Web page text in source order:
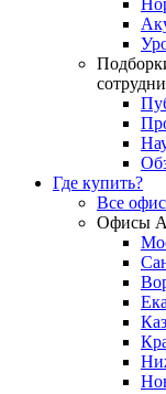
Где купить?
Все
Офисы